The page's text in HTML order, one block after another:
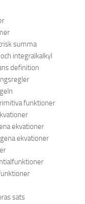
summa
integralkalkyl
definition
funktioner
ekvationer
ekvationer
sats